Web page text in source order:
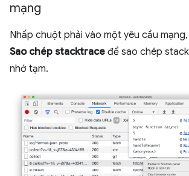
mạng
Nhấp chuột phải vào một yêu cầu
Sao chép stacktrace để sao chép
nhớ tạm.